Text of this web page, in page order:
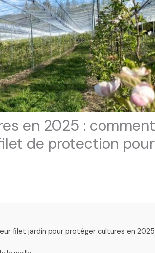
en 2025 : comment
de protection pour
filet jardin pour protéger cultures en 2025